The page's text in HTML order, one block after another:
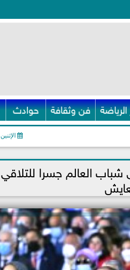
الرياضة فن وثقافة حوادث
الإثنين، 10 يناير
العالم جسرا